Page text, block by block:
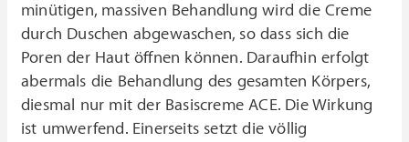
minütigen, massiven Behandlung wird die Creme
durch Duschen abgewaschen, so dass sich die
Poren der Haut öffnen können. Daraufhin erfolgt
abermals die Behandlung des gesamten Körpers,
diesmal nur mit der Basiscreme ACE. Die Wirkung
ist umwerfend. Einerseits setzt die völlig